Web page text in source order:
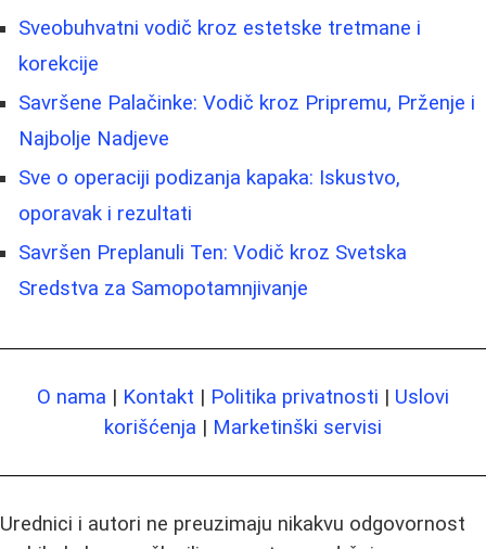
Sveobuhvatni vodič kroz estetske tretmane i
korekcije
Savršene Palačinke: Vodič kroz Pripremu, Prženje i
Najbolje Nadjeve
Sve o operaciji podizanja kapaka: Iskustvo,
oporavak i rezultati
Savršen Preplanuli Ten: Vodič kroz Svetska
Sredstva za Samopotamnjivanje
O nama | Kontakt | Politika privatnosti | Uslovi
korišćenja | Marketinški servisi
Urednici i autori ne preuzimaju nikakvu odgovornost